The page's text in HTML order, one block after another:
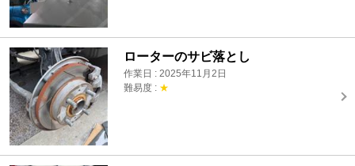
ローターのサビ落とし
作業日 : 2025年11月2日
難易度 : ★